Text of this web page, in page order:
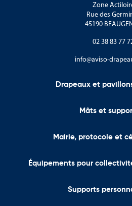
Zone
Rue des
45190
02 38 83 77
info@aviso-
Drapeaux et
Mâts et
Mairie, protocole et
Équipements pour
Supports